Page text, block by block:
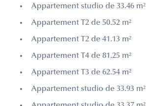
Appartement studio de 33.46 m²
Appartement T2 de 50.52 m²
Appartement T2 de 41.13 m²
Appartement T4 de 81.25 m²
Appartement T3 de 62.54 m²
Appartement studio de 33.93 m²